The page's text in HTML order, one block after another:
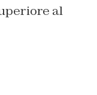
al